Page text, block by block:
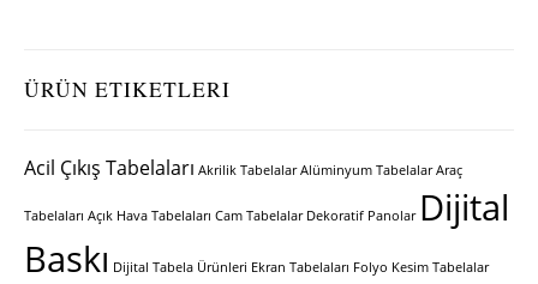
ÜRÜN ETIKETLERI
Acil Çıkış Tabelaları Akrilik Tabelalar Alüminyum Tabelalar Araç
Tabelaları Açık Hava Tabelaları Cam Tabelalar Dekoratif Panolar Dijital
Baskı Dijital Tabela Ürünleri Ekran Tabelaları Folyo Kesim Tabelalar